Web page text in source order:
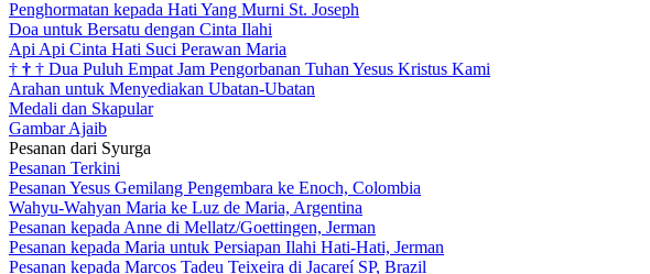
Penghormatan kepada Hati Yang Murni St. Joseph
Doa untuk Bersatu dengan Cinta Ilahi
Api Api Cinta Hati Suci Perawan Maria
† † † Dua Puluh Empat Jam Pengorbanan Tuhan Yesus Kristus Kami
Arahan untuk Menyediakan Ubatan-Ubatan
Medali dan Skapular
Gambar Ajaib
Pesanan dari Syurga
Pesanan Terkini
Pesanan Yesus Gemilang Pengembara ke Enoch, Colombia
Wahyu-Wahyan Maria ke Luz de Maria, Argentina
Pesanan kepada Anne di Mellatz/Goettingen, Jerman
Pesanan kepada Maria untuk Persiapan Ilahi Hati-Hati, Jerman
Pesanan kepada Marcos Tadeu Teixeira di Jacareí SP, Brazil